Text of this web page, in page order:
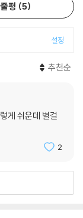
평 5
설정
추천순
게 쉬운데 별걸
2